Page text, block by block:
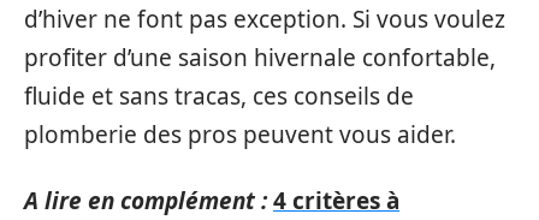
d’hiver ne font pas exception. Si vous voulez
profiter d’une saison hivernale confortable,
fluide et sans tracas, ces conseils de
plomberie des pros peuvent vous aider.
A lire en complément :4 critères à